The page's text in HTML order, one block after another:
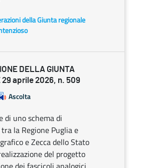
della Giunta regionale
DELLA GIUNTA
29 aprile 2026, n. 509
Ascolta
di uno schema di
la Regione Puglia e
e Zecca dello Stato
del progetto